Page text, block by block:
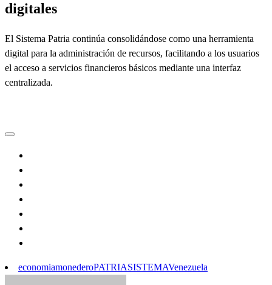
digitales
El Sistema Patria continúa consolidándose como una herramienta
digital para la administración de recursos, facilitando a los usuarios
el acceso a servicios financieros básicos mediante una interfaz
centralizada.
economiamonederoPATRIASISTEMAVenezuela